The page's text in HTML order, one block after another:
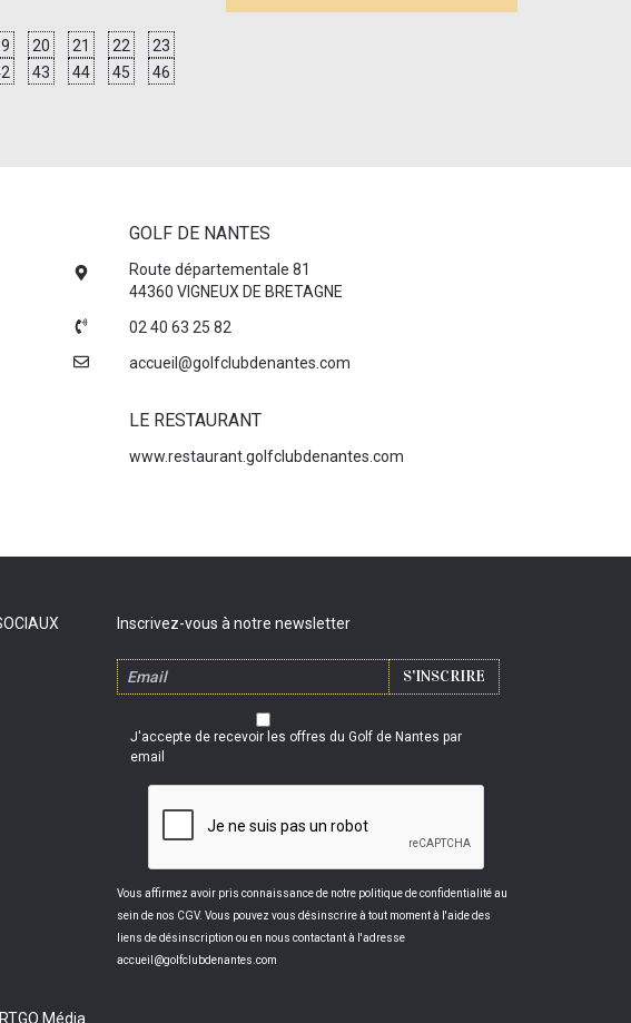
20 21 22
23
43 44 45
46
GOLF DE NANTES
Route départementale 81
44360 VIGNEUX DE BRETAGNE
02 40 63 25 82
accueil@golfclubdenantes.com
LE RESTAURANT
www.restaurant.golfclubdenantes.com
Inscrivez-vous à notre newsletter
J'accepte de recevoir les offres du Golf de Nantes par
email
Vous affirmez avoir pris connaissance de notre politique de confidentialité au
sein de nos CGV. Vous pouvez vous désinscrire à tout moment à l'aide des
liens de désinscription ou en nous contactant à l'adresse
accueil@golfclubdenantes.com
Média